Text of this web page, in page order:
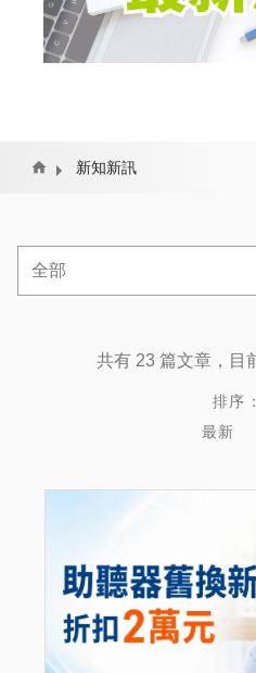
Home 新知新訊
共有 23 篇文章，目
排序：